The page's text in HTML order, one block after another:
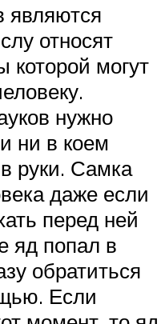
являются
относят
которой могут
нужно
ни в коем
руки. Самка
даже если
перед ней
яд попал в
обратиться
Если